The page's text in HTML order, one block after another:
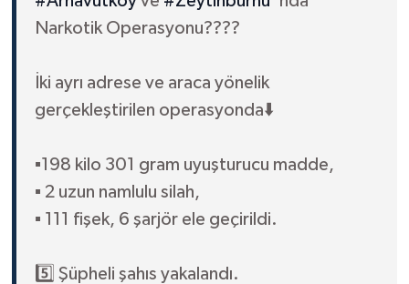
Narkotik Operasyonu????
İki ayrı adrese ve araca yönelik
gerçekleştirilen operasyonda⬇️
▪️198 kilo 301 gram uyuşturucu madde,
▪️ 2 uzun namlulu silah,
▪️ 111 fişek, 6 şarjör ele geçirildi.
5️⃣ Şüpheli şahıs yakalandı.